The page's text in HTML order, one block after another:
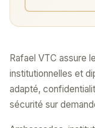
Rafael VTC assure
institutionnelles et
adapté,
sécurité sur